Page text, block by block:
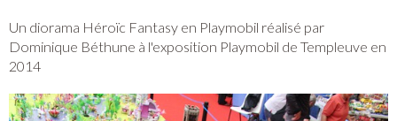
Un diorama Héroïc Fantasy en Playmobil réalisé par
Dominique Béthune à l'exposition Playmobil de Templeuve en
2014